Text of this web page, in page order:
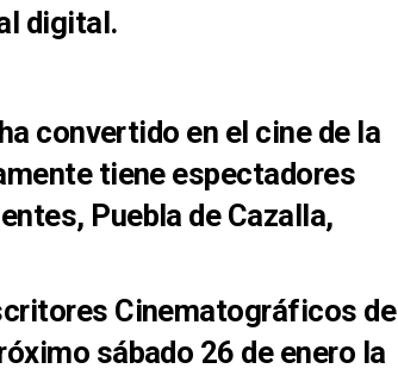
digital.
convertido en el cine de la
tiene espectadores
Puebla de Cazalla,
Cinematográficos de
sábado 26 de enero la